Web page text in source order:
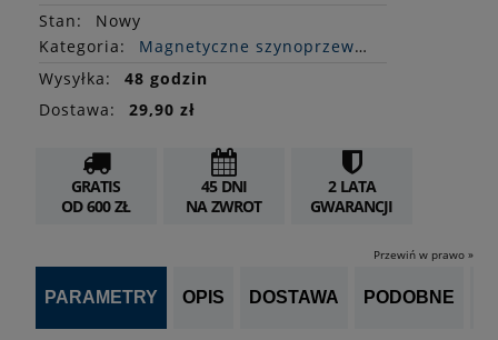
Stan:
Nowy
Kategoria:
Magnetyczne szynoprzewody Zigbee
Wysyłka:
48 godzin
Dostawa:
29,90 zł
GRATIS
OD 600 ZŁ
45 DNI
NA ZWROT
2 LATA
GWARANCJI
Przewiń w prawo »
PARAMETRY OPIS DOSTAWA PODOBNE